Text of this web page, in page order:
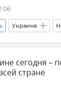
Харьковская
Украина
Свириденко
сегодня –
стране